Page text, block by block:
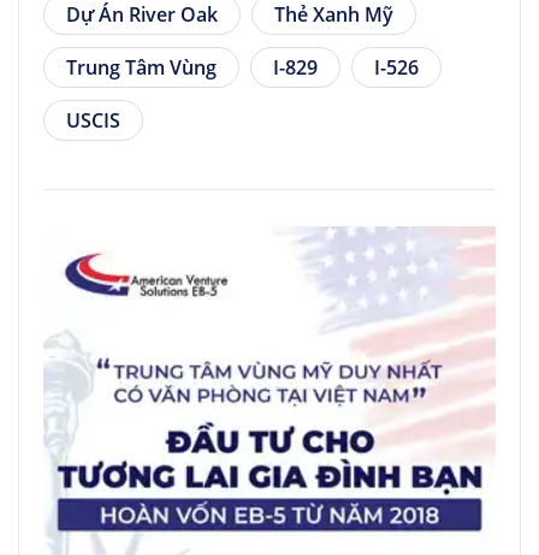
Dự Án River Oak
Thẻ Xanh Mỹ
Trung Tâm Vùng
I-829
I-526
USCIS